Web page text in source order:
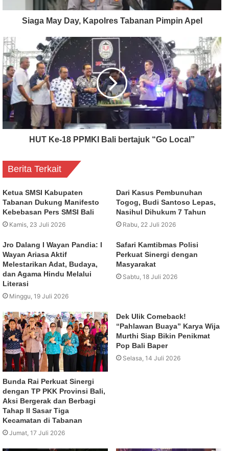
Siaga May Day, Kapolres Tabanan Pimpin Apel
HUT Ke-18 PPMKI Bali bertajuk “Go Local”
Berita Terkait
Ketua SMSI Kabupaten
Tabanan Dukung Manifesto
Kebebasan Pers SMSI Bali
Kamis, 23 Juli 2026
Dari Kasus Pembunuhan
Togog, Budi Santoso Lepas,
Nasihul Dihukum 7 Tahun
Rabu, 22 Juli 2026
Jro Dalang I Wayan Pandia: I
Wayan Ariasa Aktif
Melestarikan Adat, Budaya,
dan Agama Hindu Melalui
Literasi
Minggu, 19 Juli 2026
Safari Kamtibmas Polisi
Perkuat Sinergi dengan
Masyarakat
Sabtu, 18 Juli 2026
Bunda Rai Perkuat Sinergi
dengan TP PKK Provinsi Bali,
Aksi Bergerak dan Berbagi
Tahap II Sasar Tiga
Kecamatan di Tabanan
Jumat, 17 Juli 2026
Dek Ulik Comeback!
“Pahlawan Buaya” Karya Wija
Murthi Siap Bikin Penikmat
Pop Bali Baper
Selasa, 14 Juli 2026